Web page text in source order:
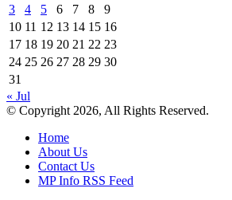
3
4 5 6 7 8
9
10 11 12 13 14 15 16
17 18 19 20 21 22 23
24 25 26 27 28 29 30
31
« Jul
© Copyright 2026, All Rights Reserved.
Home
About Us
Contact Us
MP Info RSS Feed